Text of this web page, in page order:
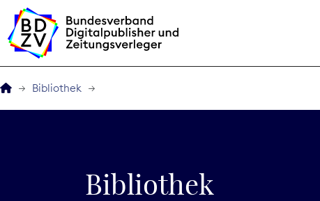
BDZVplus GmbH
Bibliothek
Bibliothek